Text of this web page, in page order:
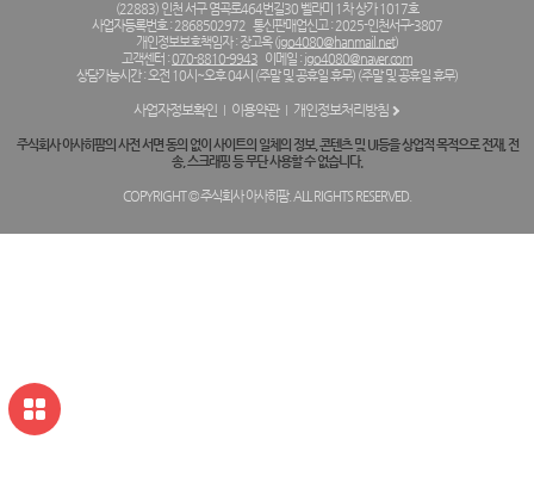
(22883) 인천 서구 염곡로464번길30 벨라미 1차 상가 1017호
사업자등록번호 : 2868502972 통신판매업신고 : 2025-인천서구-3807
개인정보보호책임자 : 장고옥 (jgo4080@hanmail.net)
고객센터 :070-8810-9943 이메일 : jgo4080@naver.com
상담가능시간 : 오전 10시~오후 04시 (주말 및 공휴일 휴무) (주말 및 공휴일 휴무)
사업자정보확인 이용약관 개인정보처리방침
주식회사 아사히팜의 사전 서면 동의 없이 사이트의 일체의 정보, 콘텐츠 및 UI등을 상업적 목적으로 전재, 전
송, 스크래핑 등 무단 사용할 수 없습니다.
COPYRIGHT © 주식회사 아사히팜. ALL RIGHTS RESERVED.